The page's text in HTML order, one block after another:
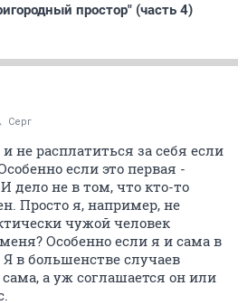
простор" (часть 4)
Серг
не расплатиться за себя если
если это первая -
дело не в том, что кто-то
Просто я, например, не
чужой человек
Особенно если я и сама в
в большенстве случаев
а уж соглашается он или